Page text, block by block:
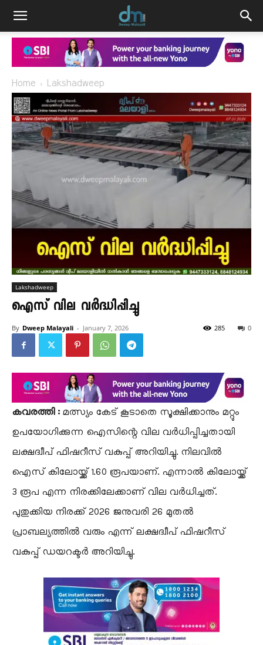
Home Lakshadweep
Lakshadweep
ഐസ് വില വർദ്ധിപ്പിച്ചു
By Dweep Malayali - January 7, 2026 0
285
കവരത്തി :മത്സ്യം കേട് കൂടാതെ സൂക്ഷിക്കാനും മറ്റും
ഉപയോഗിക്കുന്ന ഐസിന്റെ വില വർധിപ്പിച്ചതായി
ലക്ഷദ്വീപ് ഫിഷറീസ് വകുപ്പ് അറിയിച്ചു. നിലവിൽ
ഐസ് കിലോയ്ക്ക് 1.60 രൂപയാണ്. എന്നാൽ കിലോയ്ക്ക്
3 രൂപ എന്ന നിരക്കിലേക്കാണ് വില വർധിച്ചത്.
പുതുക്കിയ നിരക്ക് 2026 ജനുവരി 26 മുതൽ
പ്രാബല്യത്തിൽ വരും എന്ന് ലക്ഷദ്വീപ് ഫിഷറീസ്
വകുപ്പ് ഡയറക്ടർ അറിയിച്ചു.